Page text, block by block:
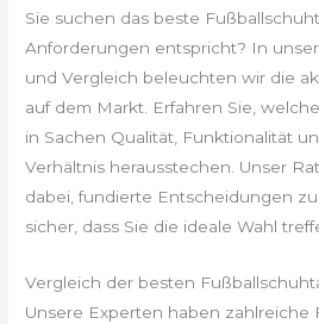
Sie suchen das beste
Anforderungen entspricht? In
und Vergleich beleuchten wir die
auf dem Markt. Erfahren Sie,
in Sachen Qualität, Funktionalität
Verhältnis herausstechen. Unser
dabei, fundierte Entscheidungen
sicher, dass Sie die ideale Wahl
Vergleich der besten
Unsere Experten haben zahlreiche